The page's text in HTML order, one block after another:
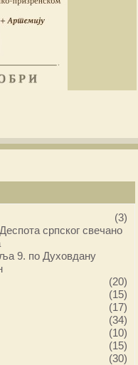
(3)
српског свечано
9. по Духовдану
(20)
(15)
(17)
(34)
(10)
(15)
(30)